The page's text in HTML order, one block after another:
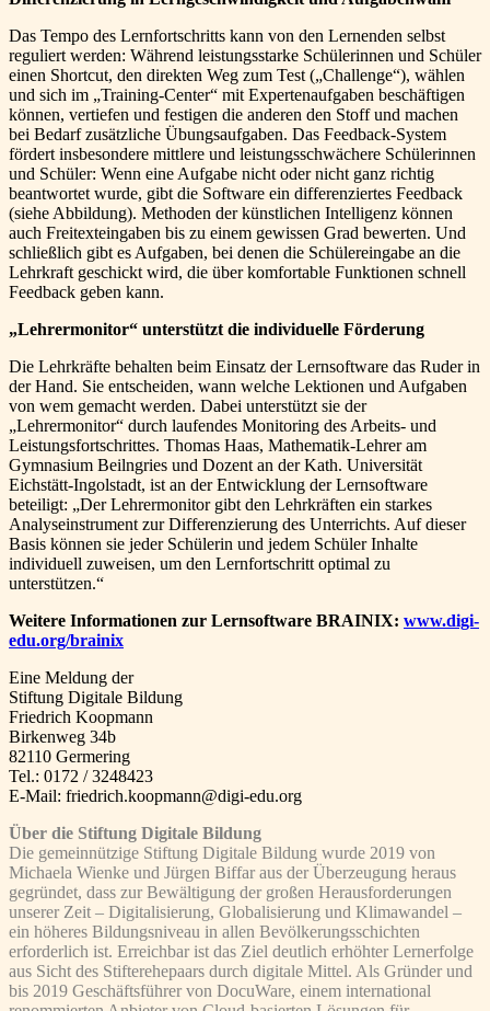
Das Tempo des Lernfortschritts kann von den Lernenden selbst
reguliert werden: Während leistungsstarke Schülerinnen und Schüler
einen Shortcut, den direkten Weg zum Test („Challenge“), wählen
und sich im „Training-Center“ mit Expertenaufgaben beschäftigen
können, vertiefen und festigen die anderen den Stoff und machen
bei Bedarf zusätzliche Übungsaufgaben. Das Feedback-System
fördert insbesondere mittlere und leistungsschwächere Schülerinnen
und Schüler: Wenn eine Aufgabe nicht oder nicht ganz richtig
beantwortet wurde, gibt die Software ein differenziertes Feedback
(siehe Abbildung). Methoden der künstlichen Intelligenz können
auch Freitexteingaben bis zu einem gewissen Grad bewerten. Und
schließlich gibt es Aufgaben, bei denen die Schülereingabe an die
Lehrkraft geschickt wird, die über komfortable Funktionen schnell
Feedback geben kann.
„Lehrermonitor“ unterstützt die individuelle Förderung
Die Lehrkräfte behalten beim Einsatz der Lernsoftware das Ruder in
der Hand. Sie entscheiden, wann welche Lektionen und Aufgaben
von wem gemacht werden. Dabei unterstützt sie der
„Lehrermonitor“ durch laufendes Monitoring des Arbeits- und
Leistungsfortschrittes. Thomas Haas, Mathematik-Lehrer am
Gymnasium Beilngries und Dozent an der Kath. Universität
Eichstätt-Ingolstadt, ist an der Entwicklung der Lernsoftware
beteiligt: „Der Lehrermonitor gibt den Lehrkräften ein starkes
Analyseinstrument zur Differenzierung des Unterrichts. Auf dieser
Basis können sie jeder Schülerin und jedem Schüler Inhalte
individuell zuweisen, um den Lernfortschritt optimal zu
unterstützen.“
Weitere Informationen zur Lernsoftware BRAINIX: www.digi-
edu.org/brainix
Eine Meldung der
Stiftung Digitale Bildung
Friedrich Koopmann
Birkenweg 34b
82110 Germering
Tel.: 0172 / 3248423
E-Mail: friedrich.koopmann@digi-edu.org
Über die Stiftung Digitale Bildung
Die gemeinnützige Stiftung Digitale Bildung wurde 2019 von
Michaela Wienke und Jürgen Biffar aus der Überzeugung heraus
gegründet, dass zur Bewältigung der großen Herausforderungen
unserer Zeit – Digitalisierung, Globalisierung und Klimawandel –
ein höheres Bildungsniveau in allen Bevölkerungsschichten
erforderlich ist. Erreichbar ist das Ziel deutlich erhöhter Lernerfolge
aus Sicht des Stifterehepaars durch digitale Mittel. Als Gründer und
bis 2019 Geschäftsführer von DocuWare, einem international